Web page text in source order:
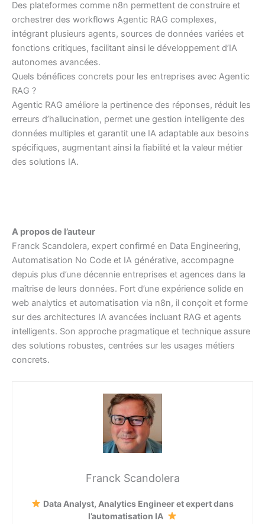
Des plateformes comme n8n permettent de construire et
orchestrer des workflows Agentic RAG complexes,
intégrant plusieurs agents, sources de données variées et
fonctions critiques, facilitant ainsi le développement d’IA
autonomes avancées.
Quels bénéfices concrets pour les entreprises avec Agentic
RAG ?
Agentic RAG améliore la pertinence des réponses, réduit les
erreurs d’hallucination, permet une gestion intelligente des
données multiples et garantit une IA adaptable aux besoins
spécifiques, augmentant ainsi la fiabilité et la valeur métier
des solutions IA.
A propos de l’auteur
Franck Scandolera, expert confirmé en Data Engineering,
Automatisation No Code et IA générative, accompagne
depuis plus d’une décennie entreprises et agences dans la
maîtrise de leurs données. Fort d’une expérience solide en
web analytics et automatisation via n8n, il conçoit et forme
sur des architectures IA avancées incluant RAG et agents
intelligents. Son approche pragmatique et technique assure
des solutions robustes, centrées sur les usages métiers
concrets.
Franck Scandolera
Data Analyst, Analytics Engineer et expert dans
l’automatisation IA